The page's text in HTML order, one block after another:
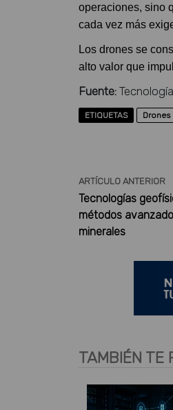
operaciones, sino
cada vez más
Los drones se
alto valor que
Fuente:
ETIQUETAS Drones
ARTÍCULO ANTERIOR
Tecnologías
métodos
minerales
TAMBIÉN TE